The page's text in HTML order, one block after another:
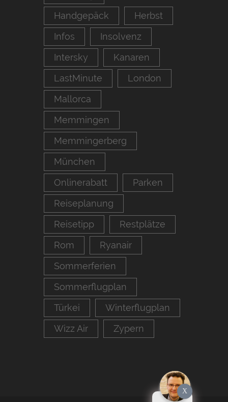
Handgepäck
Herbst
Infos
Insolvenz
Intersky
Kanaren
LastMinute
London
Mallorca
Memmingen
Memmingerberg
München
Onlinerabatt
Parken
Reiseplanung
Reisetipp
Restplätze
Rom
Ryanair
Sommerferien
Sommerflugplan
Türkei
Winterflugplan
Wizz Air
Zypern
X